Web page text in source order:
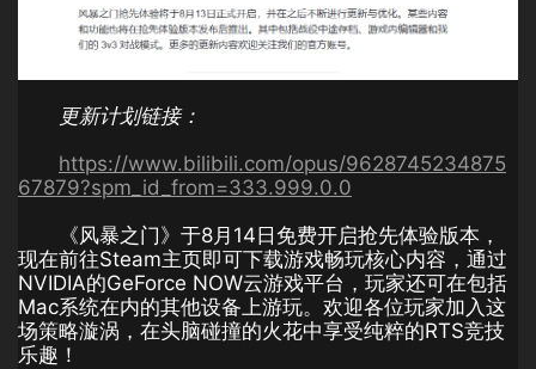
更新计划链接：
https://www.bilibili.com/opus/9628745234875
67879?spm_id_from=333.999.0.0
《风暴之门》于8月14日免费开启抢先体验版本，
现在前往Steam主页即可下载游戏畅玩核心内容，通过
NVIDIA的GeForce NOW云游戏平台，玩家还可在包括
Mac系统在内的其他设备上游玩。欢迎各位玩家加入这
场策略漩涡，在头脑碰撞的火花中享受纯粹的RTS竞技
乐趣！